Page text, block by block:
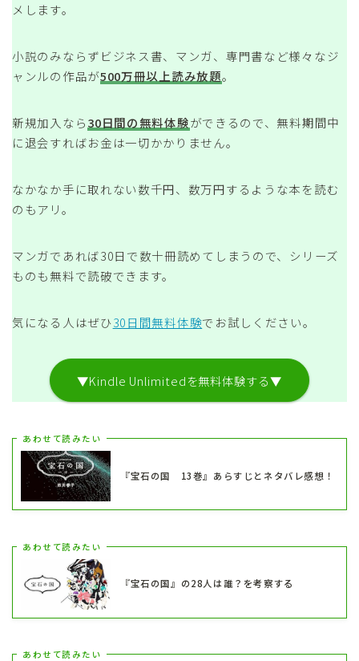
メします。
小説のみならずビジネス書、マンガ、専門書など様々なジ
ャンルの作品が500万冊以上読み放題。
新規加入なら30日間の無料体験ができるので、無料期間中
に退会すればお金は一切かかりません。
なかなか手に取れない数千円、数万円するような本を読む
のもアリ。
マンガであれば30日で数十冊読めてしまうので、シリーズ
ものも無料で読破できます。
気になる人はぜひ30日間無料体験でお試しください。
▼Kindle Unlimitedを無料体験する▼
あわせて読みたい
『宝石の国 13巻』あらすじとネタバレ感想！
あわせて読みたい
『宝石の国』の28人は誰？を考察する
あわせて読みたい